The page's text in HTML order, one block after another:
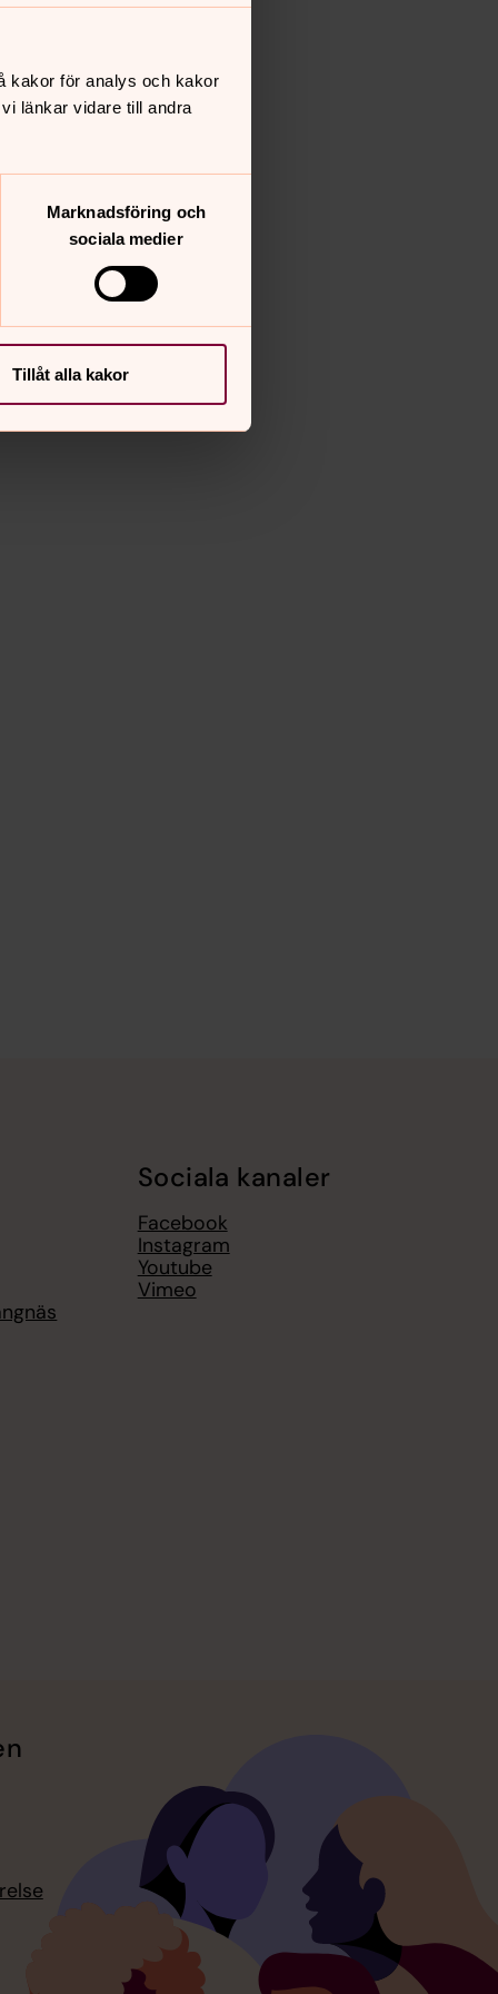
kakor för analys och kakor
länkar vidare till andra
Marknadsföring och
sociala medier
Tillåt alla kakor
Sociala kanaler
Facebook
Instagram
Youtube
Vimeo